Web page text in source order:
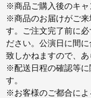
※商品ご購入後のキャ
※商品のお届けがご来
す。ご注文完了前に
ださい。公演日に間
致しかねますので、あ
※配送日程の確認等に
す。
※お客様のご都合によ